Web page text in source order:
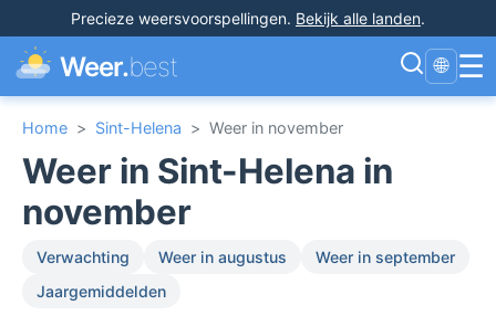
Precieze weersvoorspellingen. Bekijk alle landen.
Weer.best 🌐 ☰
Home > Sint-Helena > Weer in november
Weer in Sint-Helena in
november
Verwachting Weer in augustus
Weer in september
Jaargemiddelden